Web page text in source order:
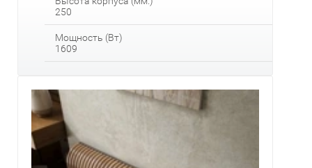
250
Мощность (Вт)
1609